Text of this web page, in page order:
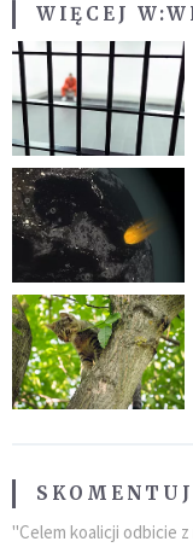
WIĘCEJ W:
"Celem koalicji odbicie